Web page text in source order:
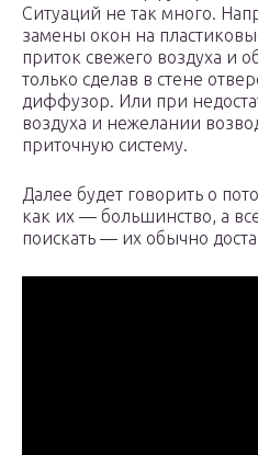
Ситуаций не так много.
замены окон на
приток свежего воздуха и
только сделав в стене
диффузор. Или при
воздуха и нежелании
приточную систему.
Далее будет говорить о
как их — большинство, а
поискать — их обычно